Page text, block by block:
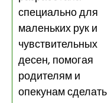
специально для
маленьких рук и
чувствительных
десен, помогая
родителям и
опекунам сделать